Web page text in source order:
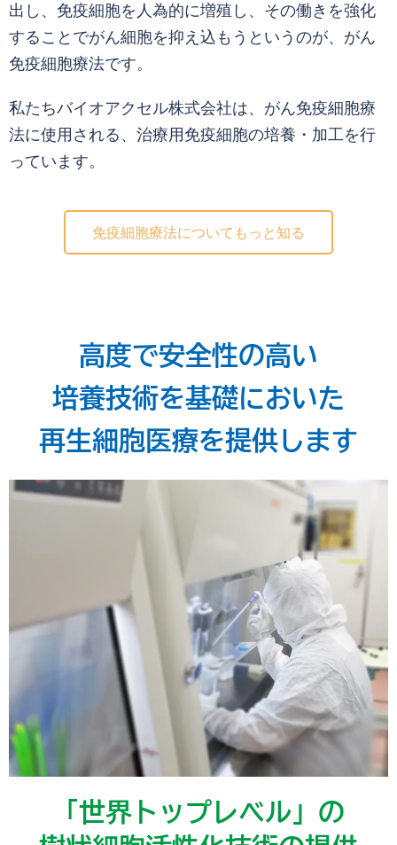
出し、免疫細胞を人為的に増殖し、その働きを強化
することでがん細胞を抑え込もうというのが、がん
免疫細胞療法です。
私たちバイオアクセル株式会社は、がん免疫細胞療
法に使用される、治療用免疫細胞の培養・加工を行
っています。
免疫細胞療法についてもっと知る
高度で安全性の高い
培養技術を基礎においた
再生細胞医療を提供します
「世界トップレベル」の